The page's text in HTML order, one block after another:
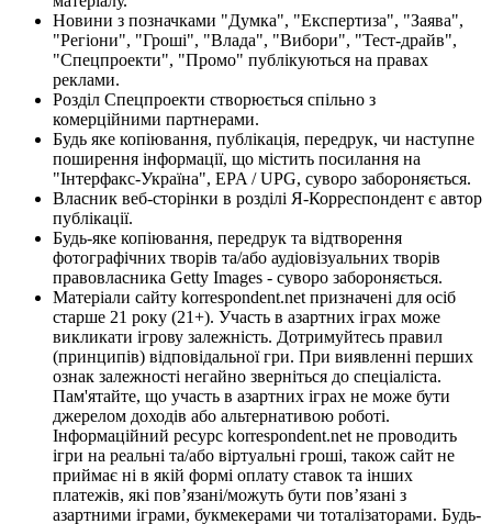
Новини з позначками "Думка", "Експертиза", "Заява",
"Регіони", "Гроші", "Влада", "Вибори", "Тест-драйв",
"Спецпроекти", "Промо" публікуються на правах
реклами.
Розділ Спецпроекти створюється спільно з
комерційними партнерами.
Будь яке копіювання, публікація, передрук, чи наступне
поширення інформації, що містить посилання на
"Інтерфакс-Україна", EPA / UPG, суворо забороняється.
Власник веб-сторінки в розділі Я-Корреспондент є автор
публікації.
Будь-яке копіювання, передрук та відтворення
фотографічних творів та/або аудіовізуальних творів
правовласника Getty Images - суворо забороняється.
Матеріали сайту korrespondent.net призначені для осіб
старше 21 року (21+). Участь в азартних іграх може
викликати ігрову залежність. Дотримуйтесь правил
(принципів) відповідальної гри. При виявленні перших
ознак залежності негайно зверніться до спеціаліста.
Пам'ятайте, що участь в азартних іграх не може бути
джерелом доходів або альтернативою роботі.
Інформаційний ресурс korrespondent.net не проводить
ігри на реальні та/або віртуальні гроші, також сайт не
приймає ні в якій формі оплату ставок та інших
платежів, які пов’язані/можуть бути пов’язані з
азартними іграми, букмекерами чи тоталізаторами. Будь-